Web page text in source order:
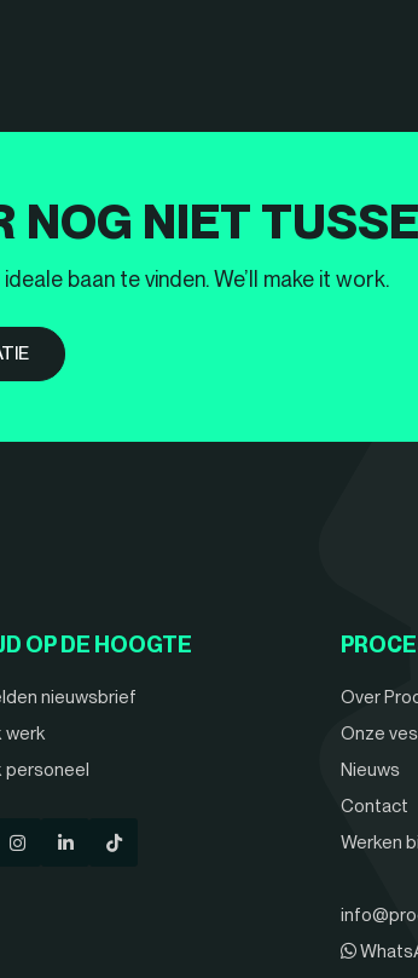
NOG NIET
baan te vinden. We’ll make it work.
OP DE HOOGTE
nieuwsbrief
werk
personeel
Over
Onze
Nieuws
Contact
Werken